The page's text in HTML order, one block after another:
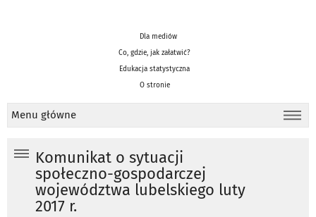
Dla mediów
Co, gdzie, jak załatwić?
Edukacja statystyczna
O stronie
Menu główne
Komunikat o sytuacji
społeczno-gospodarczej
województwa lubelskiego luty
2017 r.